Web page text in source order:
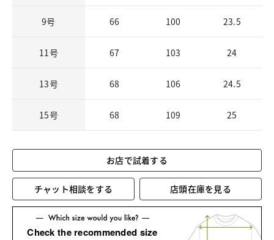
9号 66 100 23.5
11号 67 103 24
13号 68 106 24.5
15号 68 109 25
お店で試着する
チャット相談をする 店頭在庫を見る
Check the recommended size